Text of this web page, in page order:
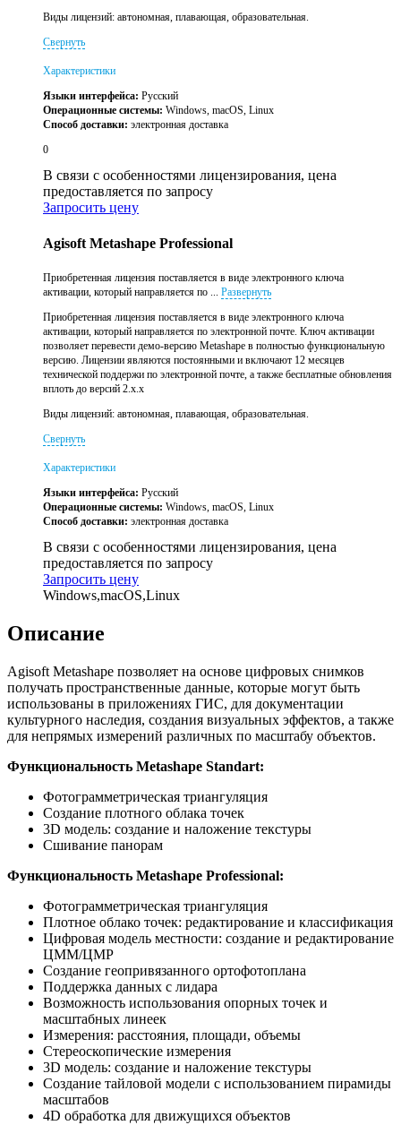
Виды лицензий: автономная, плавающая, образовательная.
Свернуть
Характеристики
Языки интерфейса: Русский
Операционные системы: Windows, macOS, Linux
Способ доставки: электронная доставка
0
В связи с особенностями лицензирования, цена
предоставляется по запросу
Запросить цену
Agisoft Metashape Professional
Приобретенная лицензия поставляется в виде электронного ключа
активации, который направляется по ... Развернуть
Приобретенная лицензия поставляется в виде электронного ключа
активации, который направляется по электронной почте. Ключ активации
позволяет перевести демо-версию Metashape в полностью функциональную
версию. Лицензии являются постоянными и включают 12 месяцев
технической поддержи по электронной почте, а также бесплатные обновления
вплоть до версий 2.x.x
Виды лицензий: автономная, плавающая, образовательная.
Свернуть
Характеристики
Языки интерфейса: Русский
Операционные системы: Windows, macOS, Linux
Способ доставки: электронная доставка
В связи с особенностями лицензирования, цена
предоставляется по запросу
Запросить цену
Windows,macOS,Linux
Описание
Agisoft Metashape позволяет на основе цифровых снимков
получать пространственные данные, которые могут быть
использованы в приложениях ГИС, для документации
культурного наследия, создания визуальных эффектов, а также
для непрямых измерений различных по масштабу объектов.
Функциональность Metashape Standart:
Фотограмметрическая триангуляция
Создание плотного облака точек
3D модель: создание и наложение текстуры
Сшивание панорам
Функциональность Metashape Professional:
Фотограмметрическая триангуляция
Плотное облако точек: редактирование и классификация
Цифровая модель местности: создание и редактирование
ЦММ/ЦМР
Создание геопривязанного ортофотоплана
Поддержка данных с лидара
Возможность использования опорных точек и
масштабных линеек
Измерения: расстояния, площади, объемы
Стереоскопические измерения
3D модель: создание и наложение текстуры
Создание тайловой модели с использованием пирамиды
масштабов
4D обработка для движущихся объектов